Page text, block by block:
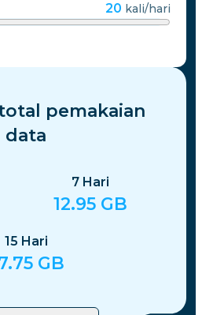
20 kali/hari
pemakaian
data
7 Hari
12.95 GB
15 Hari
GB